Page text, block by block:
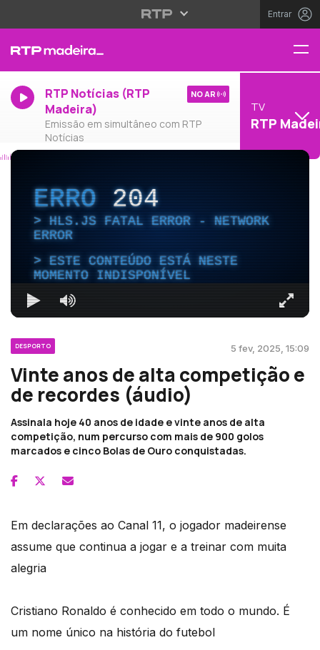
Entrar
RTP Notícias (RTP
Madeira)
Emissão em simultâneo com RTP
Notícias
NO AR
TV
RTP
ERRO204
HLS.JS FATAL ERROR - NETWORK
ERROR
ESTE CONTEÚDO ESTÁ NESTE
MOMENTO INDISPONÍVEL
DESPORTO 5 fev, 2025, 15:09
Vinte anos de alta competição e
de recordes (áudio)
Assinala hoje 40 anos de idade e vinte anos de alta
competição, num percurso com mais de 900 golos
marcados e cinco Bolas de Ouro conquistadas.
Em declarações ao Canal 11, o jogador madeirense
assume que continua a jogar e a treinar com muita
alegria
Cristiano Ronaldo é conhecido em todo o mundo. É
um nome único na história do futebol